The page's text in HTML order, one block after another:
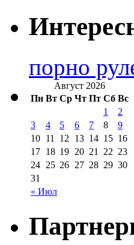
порно
Август 2026
Пн Вт Ср Чт Пт Сб Вс
« Июл
1
2
3
4 5 6 7 8
9
10 11 12 13 14 15 16
17 18 19 20 21 22 23
24 25 26 27 28 29 30
31